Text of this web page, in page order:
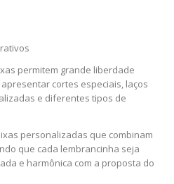
permitem grande liberdade
cortes especiais, laços
e diferentes tipos de
personalizadas que combinam
que cada lembrancinha seja
e harmônica com a proposta do